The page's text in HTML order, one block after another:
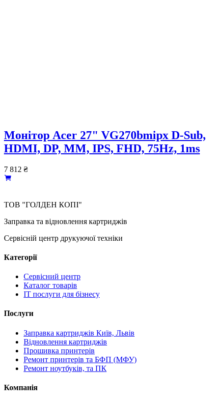
Монітор Acer 27" VG270bmipx D-Sub,
HDMI, DP, MM, IPS, FHD, 75Hz, 1ms
7 812 ₴
ТОВ "ГОЛДЕН КОПІ"
Заправка та відновлення картриджів
Сервісній центр друкуючої техніки
Категорії
Сервісний центр
Каталог товарів
IT послуги для бізнесу
Послуги
Заправка картриджів Київ, Львів
Відновлення картриджів
Прошивка принтерів
Ремонт принтерів та БФП (МФУ)
Ремонт ноутбуків, та ПК
Компанія